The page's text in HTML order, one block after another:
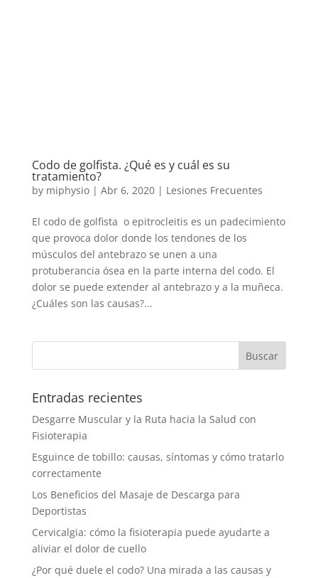
Codo de golfista. ¿Qué es y cuál es su
tratamiento?
by miphysio| Abr 6, 2020| Lesiones Frecuentes
El codo de golfista o epitrocleitis es un padecimiento
que provoca dolor donde los tendones de los
músculos del antebrazo se unen a una
protuberancia ósea en la parte interna del codo. El
dolor se puede extender al antebrazo y a la muñeca.
¿Cuáles son las causas?...
Entradas recientes
Desgarre Muscular y la Ruta hacia la Salud con
Fisioterapia
Esguince de tobillo: causas, síntomas y cómo tratarlo
correctamente
Los Beneficios del Masaje de Descarga para
Deportistas
Cervicalgia: cómo la fisioterapia puede ayudarte a
aliviar el dolor de cuello
¿Por qué duele el codo? Una mirada a las causas y